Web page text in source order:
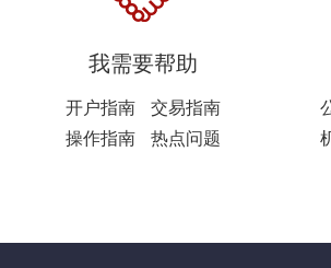
我需要帮助
开户指南
交易指南
操作指南
热点问题